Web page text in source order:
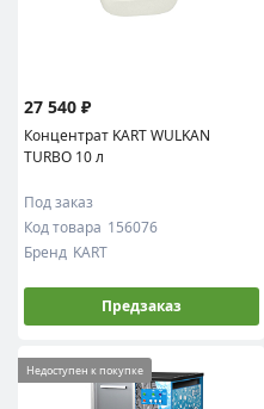
27 540 ₽
Концентрат KART WULKAN
TURBO 10 л
Под заказ
Код товара 156076
Бренд KART
Предзаказ
Недоступен к покупке